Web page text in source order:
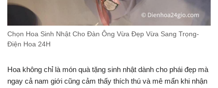
Chọn Hoa Sinh Nhật Cho Đàn Ông Vừa Đẹp Vừa Sang Trọng-
Điện Hoa 24H
Hoa không chỉ là món quà tặng sinh nhật dành cho phái đẹp mà
ngay cả nam giới cũng cảm thấy thích thú và mê mẩn khi nhận